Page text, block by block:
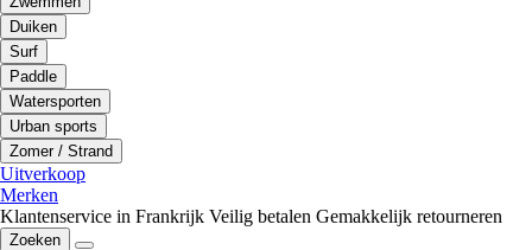
Duiken
Surf
Paddle
Watersporten
Urban sports
Zomer / Strand
Uitverkoop
Merken
Klantenservice in Frankrijk Veilig betalen Gemakkelijk retourneren
Zoeken